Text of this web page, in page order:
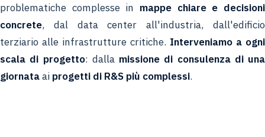
problematiche complesse in mappe chiare e decisioni
concrete, dal data center all'industria, dall'edificio
terziario alle infrastrutture critiche. Interveniamo a ogni
scala di progetto: dalla missione di consulenza di una
giornataai progetti di R&S più complessi.